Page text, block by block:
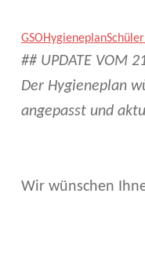
Z
E
P
M
## UPDATE VOM
Der Hygieneplan
angepasst und
Wir wünschen